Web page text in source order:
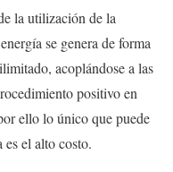
la utilización de la
se genera de forma
acoplándose a las
positivo en
ello lo único que puede
es el alto costo.